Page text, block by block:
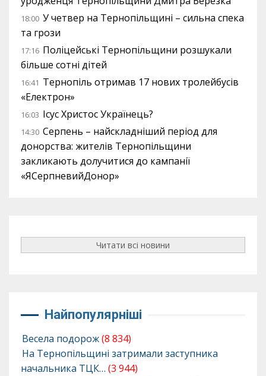
18:00 У четвер на Тернопільщині – сильна спека
та грози
17:16 Поліцейські Тернопільщини розшукали
більше сотні дітей
16:41 Тернопіль отримав 17 нових тролейбусів
«Електрон»
16:03 Ісус Христос Українець?
14:30 Серпень – найскладніший період для
донорства: жителів Тернопільщини
закликають долучитися до кампанії
«ЯСерпневийДонор»
Читати всі новини
Найпопулярніші
Весела подорож(8 834)
На Тернопільщині затримали заступника
начальника ТЦК… (3 944)